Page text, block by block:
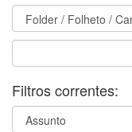
Filtros correntes: